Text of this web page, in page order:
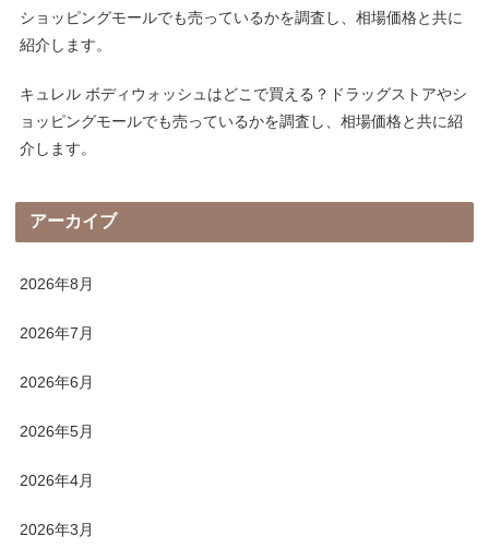
ショッピングモールでも売っているかを調査し、相場価格と共に
紹介します。
キュレル ボディウォッシュはどこで買える？ドラッグストアやシ
ョッピングモールでも売っているかを調査し、相場価格と共に紹
介します。
アーカイブ
2026年8月
2026年7月
2026年6月
2026年5月
2026年4月
2026年3月